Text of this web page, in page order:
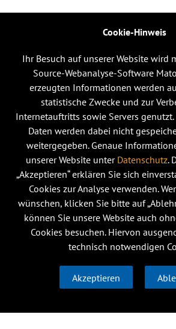
Cookie-Hinweis
Ihr Besuch auf unserer Website wird
Source-Webanalyse-Software
erzeugten Informationen werden
statistische Zwecke und zur
Internetauftritts sowie Servers genutzt.
Daten werden dabei nicht
weitergegeben. Genaue
unserer Website unter Datenschutz.
„Akzeptieren“ erklären Sie sich
Cookies zur Analyse verwenden.
wünschen, klicken Sie bitte auf
können Sie unsere Website auch
Cookies besuchen. Hiervon
technisch notwendigen
Akzeptieren